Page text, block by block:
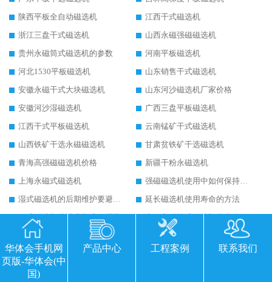
陕西平板全自动磁选机
江西干式磁选机
浙江三盘干式磁选机
山西永磁强磁磁选机
贵州永磁筒式磁选机的参数
河南平板磁选机
河北1530平板磁选机
山东销售干式磁选机
安徽永磁干式大块磁选机
山东河沙磁选机厂家价格
安徽河沙湿磁选机
广西三盘平板磁选机
江西干式平板磁选机
云南锰矿干式磁选机
山西铁矿干选永磁磁选机
甘肃贫铁矿干选磁选机
青海高强磁磁选机价格
新疆干粉永磁选机
上海永磁式磁选机
强磁磁选机使用中如何保持其顺畅运行
湿式磁选机的后期维护要避开哪些坑
延长磁选机使用寿命的方法
干式磁选机的技术标准有哪些
山西永磁筒式磁选机华体会手机网页版-华体会(中国)
平板磁选机运行视频
山东辊式磁选机原理
永磁高梯度平板磁选机
涡电流金属分选机的原理
干式磁选机多少钱
华体会手机网
页版-华体会(中
国)
产品中心 工程案例 联系我们